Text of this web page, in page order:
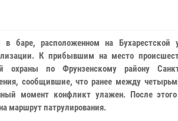
баре, расположенном на Бухарестской
К прибывшим на место
охраны по Фрунзенскому району
сообщившие, что ранее между
момент конфликт улажен. После этого
маршрут патрулирования.